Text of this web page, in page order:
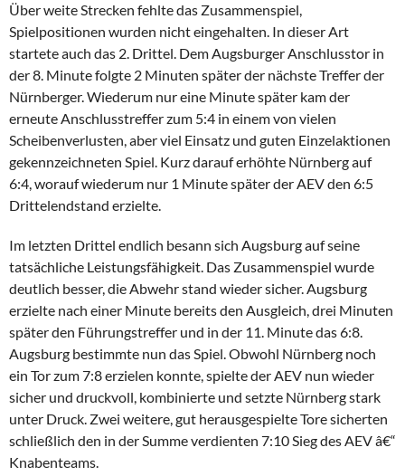
Über weite Strecken fehlte das Zusammenspiel,
Spielpositionen wurden nicht eingehalten. In dieser Art
startete auch das 2. Drittel. Dem Augsburger Anschlusstor in
der 8. Minute folgte 2 Minuten später der nächste Treffer der
Nürnberger. Wiederum nur eine Minute später kam der
erneute Anschlusstreffer zum 5:4 in einem von vielen
Scheibenverlusten, aber viel Einsatz und guten Einzelaktionen
gekennzeichneten Spiel. Kurz darauf erhöhte Nürnberg auf
6:4, worauf wiederum nur 1 Minute später der AEV den 6:5
Drittelendstand erzielte.
Im letzten Drittel endlich besann sich Augsburg auf seine
tatsächliche Leistungsfähigkeit. Das Zusammenspiel wurde
deutlich besser, die Abwehr stand wieder sicher. Augsburg
erzielte nach einer Minute bereits den Ausgleich, drei Minuten
später den Führungstreffer und in der 11. Minute das 6:8.
Augsburg bestimmte nun das Spiel. Obwohl Nürnberg noch
ein Tor zum 7:8 erzielen konnte, spielte der AEV nun wieder
sicher und druckvoll, kombinierte und setzte Nürnberg stark
unter Druck. Zwei weitere, gut herausgespielte Tore sicherten
schließlich den in der Summe verdienten 7:10 Sieg des AEV â€“
Knabenteams.